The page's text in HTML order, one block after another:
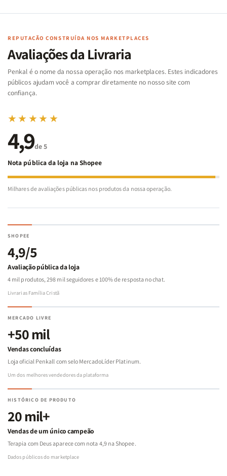
Cartas
Famílias
Bíblia
-
Penkal
Cartas
Famílias
da
Bíblia
-
Penkal
|
de
|
REPUTAÇÃO CONSTRUÍDA NOS MARKETPLACES
Avaliações da Livraria
Penkal é o nome da nossa operação nos marketplaces. Estes indicadores
públicos ajudam você a comprar diretamente no nosso site com
confiança.
★★★★★
4,9de 5
Nota pública da loja na Shopee
Milhares de avaliações públicas nos produtos da nossa operação.
SHOPEE
4,9/5
Avaliação pública da loja
4 mil produtos, 298 mil seguidores e 100% de resposta no chat.
Livrarias Família Cristã
MERCADO LIVRE
+50 mil
Vendas concluídas
Loja oficial Penkall com selo MercadoLíder Platinum.
Um dos melhores vendedores da plataforma
HISTÓRICO DE PRODUTO
20 mil+
Vendas de um único campeão
Terapia com Deus aparece com nota 4,9 na Shopee.
Dados públicos do marketplace